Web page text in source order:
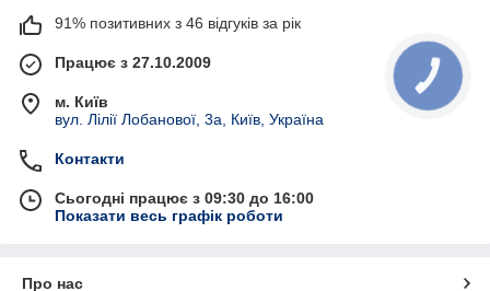
пазлах
сумках
прапорцях
брелках
магнітах
килимках для мишки
фотокамінні
91% позитивних з 46 відгуків за рік
Працює з 27.10.2009
м. Київ
вул. Лілії Лобанової, 3а, Київ, Україна
Контакти
Сьогодні працює з 09:30 до 16:00
Показати весь графік роботи
Про нас